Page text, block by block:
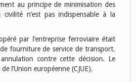
au principe de minimisation des
n’est pas indispensable à la
par l’entreprise ferroviaire était
de fourniture de service de transport.
annulation contre cette décision. Le
l’Union européenne (CJUE).